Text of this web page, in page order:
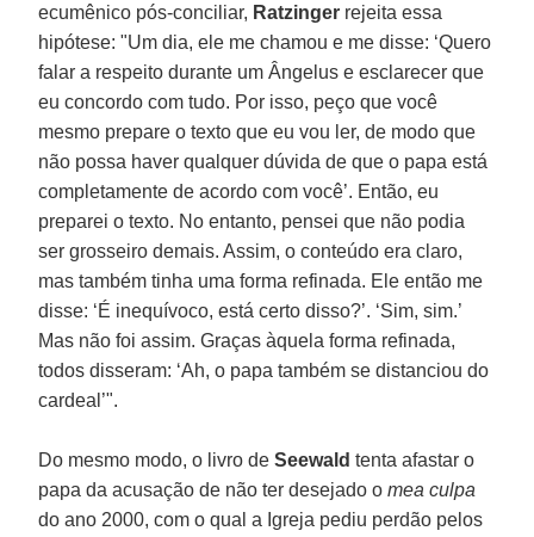
ecumênico pós-conciliar, Ratzinger rejeita essa
hipótese: "Um dia, ele me chamou e me disse: ‘Quero
falar a respeito durante um Ângelus e esclarecer que
eu concordo com tudo. Por isso, peço que você
mesmo prepare o texto que eu vou ler, de modo que
não possa haver qualquer dúvida de que o papa está
completamente de acordo com você’. Então, eu
preparei o texto. No entanto, pensei que não podia
ser grosseiro demais. Assim, o conteúdo era claro,
mas também tinha uma forma refinada. Ele então me
disse: ‘É inequívoco, está certo disso?’. ‘Sim, sim.’
Mas não foi assim. Graças àquela forma refinada,
todos disseram: ‘Ah, o papa também se distanciou do
cardeal’".
Do mesmo modo, o livro deSeewald tenta afastar o
papa da acusação de não ter desejado omea culpa
do ano 2000, com o qual a Igreja pediu perdão pelos